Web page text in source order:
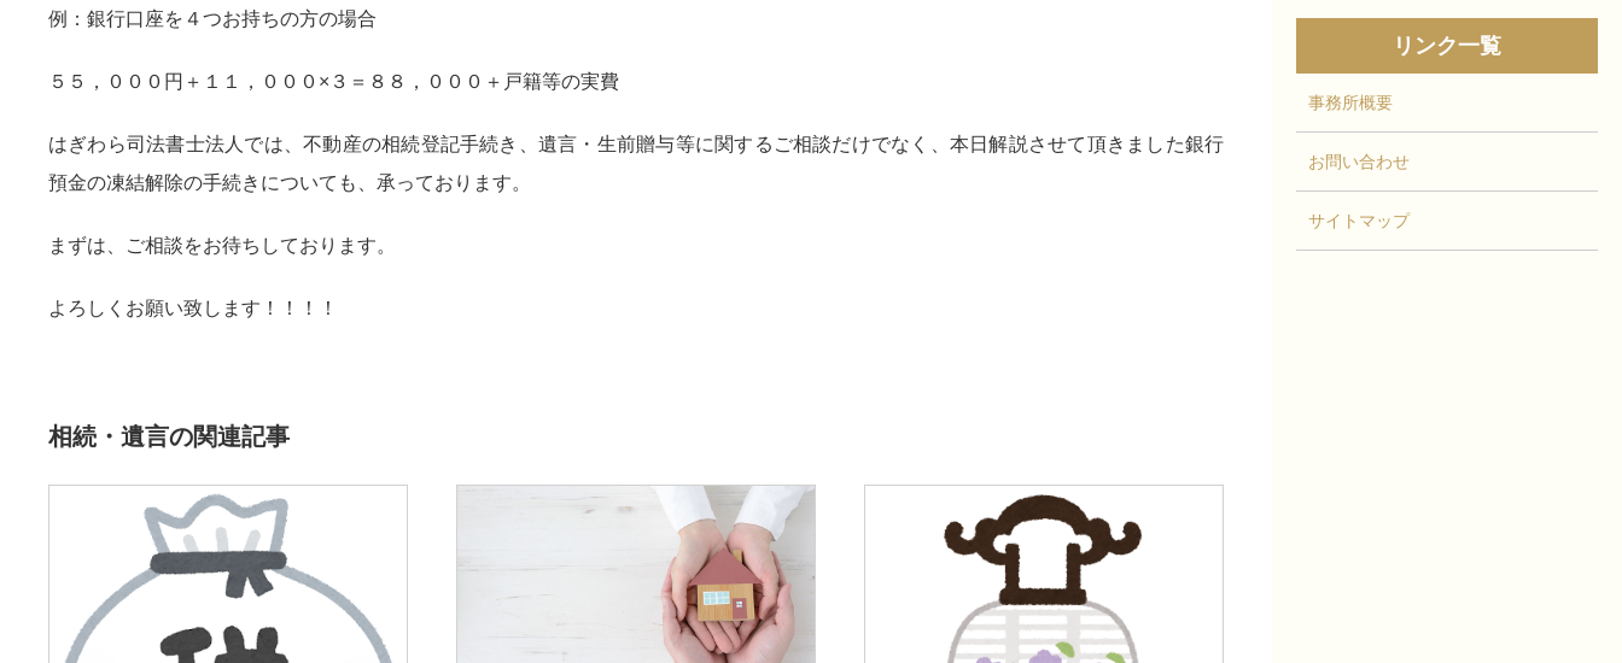
例：銀行口座を４つお持ちの方の場合
５５，０００円＋１１，０００×３＝８８，０００＋戸籍等の実費
はぎわら司法書士法人では、不動産の相続登記手続き、遺言・生前贈与等に関するご相談だけでなく、本日解説させて頂きました銀行
預金の凍結解除の手続きについても、承っております。
まずは、ご相談をお待ちしております。
よろしくお願い致します！！！！
相続・遺言の関連記事
リンク一覧
事務所概要
お問い合わせ
サイトマップ